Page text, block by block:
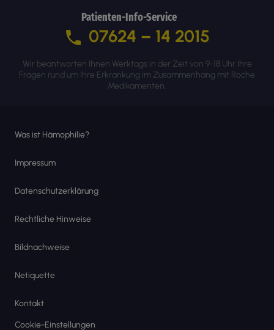
Was ist Hämophilie?
Impressum
Datenschutzerklärung
Rechtliche Hinweise
Bildnachweise
Netiquette
Kontakt
Cookie-Einstellungen
Patienten-Info-Service
07624 – 14 2015
Wir beantworten Ihnen Werktags in der Zeit von 9-18 Uhr Ihre
Fragen rund um Ihre Erkrankung im Zusammenhang mit Roche
Medikamenten.